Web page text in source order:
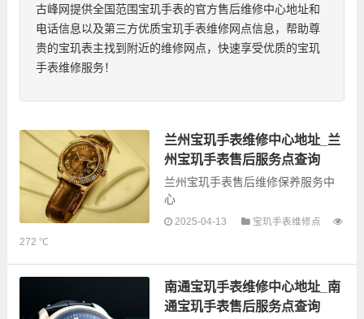
古峰网提供全国范围宝玑手表的官方售后维修中心地址和
电话信息以及第三方优质宝玑手表维修网点信息，帮助尊
贵的宝玑表主找到附近的维修网点，快速享受优质的宝玑
手表维修服务！
兰州宝玑手表维修中心地址_兰
州宝玑手表售后服务点查询
兰州宝玑手表售后维修保养服务中
心
息，可以为您提供宝玑全型号手表
的故障检测维修，手表保养等业
务，为了享受优...
2025-04-13
宝玑手表维修点
272 ℃
南通宝玑手表维修中心地址_南
通宝玑手表售后服务点查询